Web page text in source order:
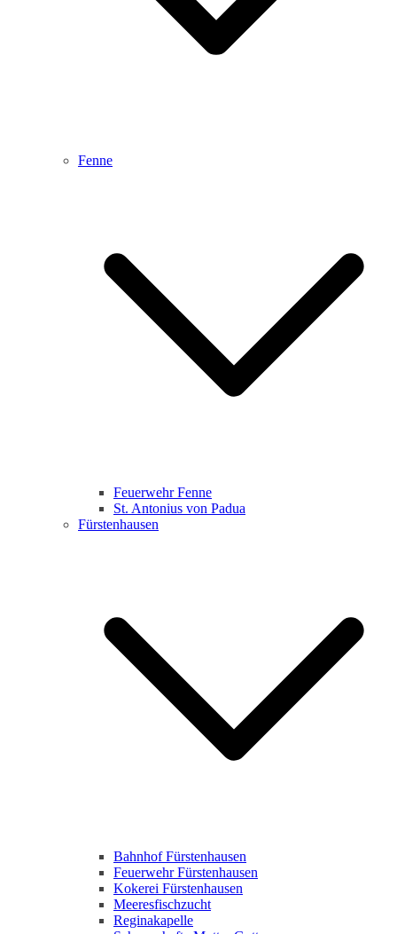
Fenne
Feuerwehr Fenne
St. Antonius von Padua
Fürstenhausen
Bahnhof Fürstenhausen
Feuerwehr Fürstenhausen
Kokerei Fürstenhausen
Meeresfischzucht
Reginakapelle